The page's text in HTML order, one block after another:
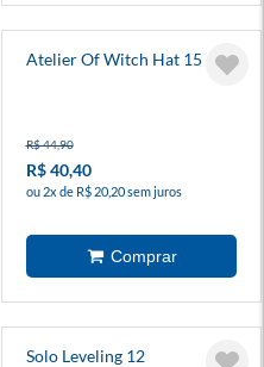
Atelier Of Witch Hat 15
R$ 44,90
R$ 40,40
ou 2x de R$ 20,20 sem juros
Solo Leveling 12